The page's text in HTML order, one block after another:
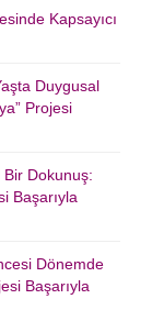
Kapsayıcı
Duygusal
Projesi
Dokunuş:
Başarıyla
Dönemde
Başarıyla